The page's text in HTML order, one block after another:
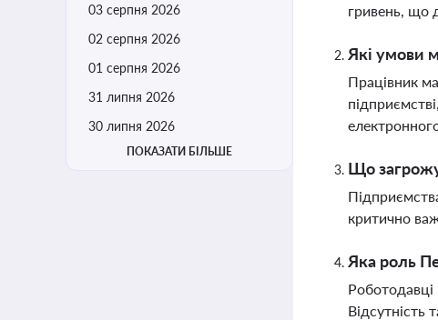
03 серпня 2026
02 серпня 2026
01 серпня 2026
31 липня 2026
30 липня 2026
ПОКАЗАТИ БІЛЬШЕ
гривень, що
Які умови
Працівник
Що
критично
Яка роль
Роботодавці
Відсутність